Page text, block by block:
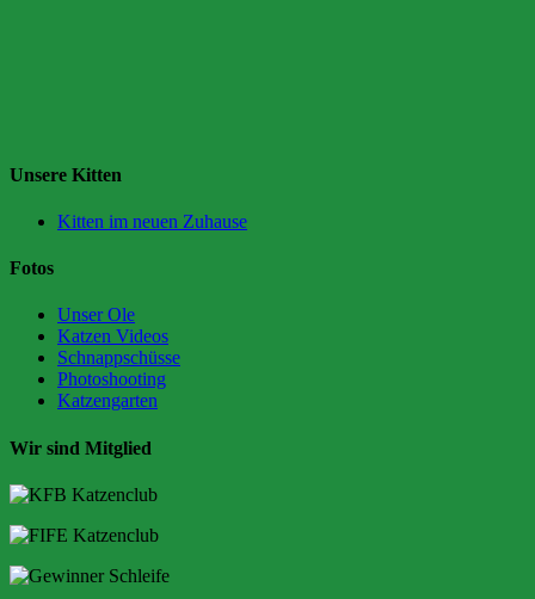
Unsere Kitten
Kitten im neuen Zuhause
Fotos
Unser Ole
Katzen Videos
Schnappschüsse
Photoshooting
Katzengarten
Wir sind Mitglied